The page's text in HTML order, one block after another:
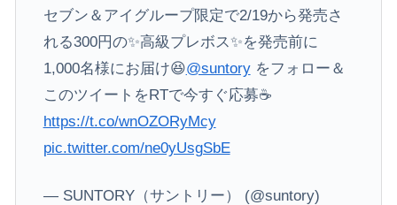
セブン＆アイグループ限定で2/19から発売さ
れる300円の✨高級プレボス✨を発売前に
1,000名様にお届け😆@suntoryをフォロー＆
このツイートをRTで今すぐ応募☕️
https://t.co/wnOZORyMcy
pic.twitter.com/ne0yUsgSbE
— SUNTORY（サントリー） (@suntory)